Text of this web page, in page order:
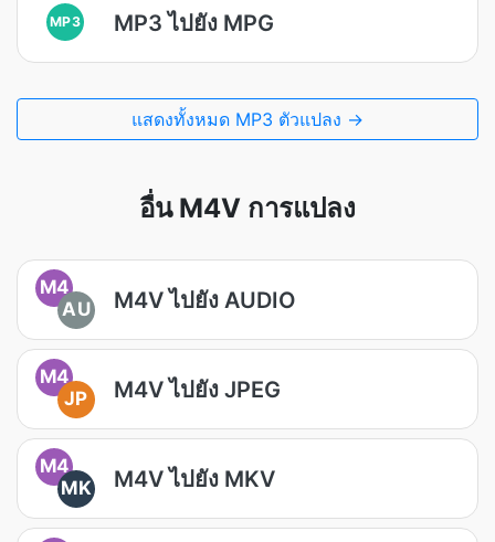
MP3 MP3 ไปยัง MPG
แสดงทั้งหมด MP3 ตัวแปลง →
อื่น M4V การแปลง
M4
AU
M4V ไปยัง AUDIO
M4
JP
M4V ไปยัง JPEG
M4
MK
M4V ไปยัง MKV